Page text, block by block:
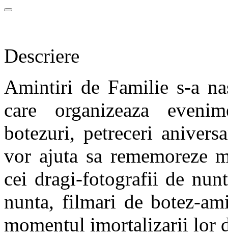
Descriere
Amintiri de Familie s-a
care organizeaza
botezuri, petreceri
vor ajuta sa rememoreze
cei dragi-fotografii de
nunta, filmari de botez-
momentul imortalizarii lor